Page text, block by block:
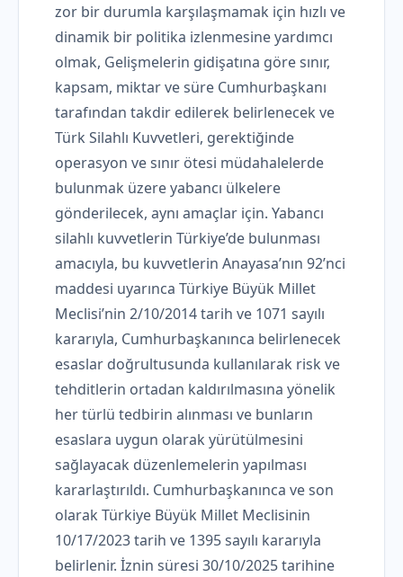
zor bir durumla karşılaşmamak için hızlı ve
dinamik bir politika izlenmesine yardımcı
olmak, Gelişmelerin gidişatına göre sınır,
kapsam, miktar ve süre Cumhurbaşkanı
tarafından takdir edilerek belirlenecek ve
Türk Silahlı Kuvvetleri, gerektiğinde
operasyon ve sınır ötesi müdahalelerde
bulunmak üzere yabancı ülkelere
gönderilecek, aynı amaçlar için. Yabancı
silahlı kuvvetlerin Türkiye’de bulunması
amacıyla, bu kuvvetlerin Anayasa’nın 92’nci
maddesi uyarınca Türkiye Büyük Millet
Meclisi’nin 2/10/2014 tarih ve 1071 sayılı
kararıyla, Cumhurbaşkanınca belirlenecek
esaslar doğrultusunda kullanılarak risk ve
tehditlerin ortadan kaldırılmasına yönelik
her türlü tedbirin alınması ve bunların
esaslara uygun olarak yürütülmesini
sağlayacak düzenlemelerin yapılması
kararlaştırıldı. Cumhurbaşkanınca ve son
olarak Türkiye Büyük Millet Meclisinin
10/17/2023 tarih ve 1395 sayılı kararıyla
belirlenir. İznin süresi 30/10/2025 tarihine